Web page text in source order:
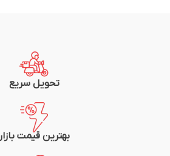
تحویل سریع
بهترین قیمت بازار